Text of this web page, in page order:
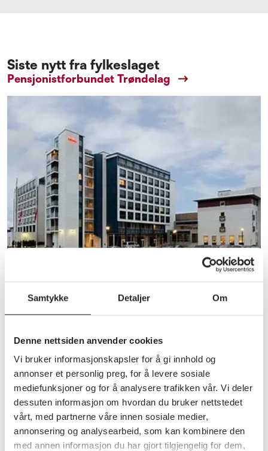
Samtykke Detaljer Om
Denne nettsiden anvender cookies
Vi bruker informasjonskapsler for å gi innhold og
annonser et personlig preg, for å levere sosiale
mediefunksjoner og for å analysere trafikken vår. Vi deler
dessuten informasjon om hvordan du bruker nettstedet
vårt, med partnerne våre innen sosiale medier,
annonsering og analysearbeid, som kan kombinere den
med annen informasjon du har gjort tilgjengelig for dem,
Siste nytt fra fylkeslaget
Pensjonistforbundet Trøndelag
Annet
Fylkesårsmøte tirsdag 18.mars 2025
Registering av påmeldte delegater fra kl. 0900.
Velkomsthilsen kl.1000. Første innlegg for dagen er
om beredskap av Dag Otto Skar,
fylkesberedskapsjef hos Statsforvalteren. Årsmøte
forhandlinger fra kl. 1100. Etter endt
årsmøteforhandlinger kommer Miriam Sandem fra
Pensjonistforbundet og har et innlegg om
medlemsfordeler. Avslutter dagen kl.1700.